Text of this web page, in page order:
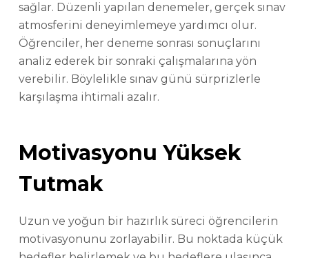
sağlar. Düzenli yapılan denemeler, gerçek sınav
atmosferini deneyimlemeye yardımcı olur.
Öğrenciler, her deneme sonrası sonuçlarını
analiz ederek bir sonraki çalışmalarına yön
verebilir. Böylelikle sınav günü sürprizlerle
karşılaşma ihtimali azalır.
Motivasyonu Yüksek
Tutmak
Uzun ve yoğun bir hazırlık süreci öğrencilerin
motivasyonunu zorlayabilir. Bu noktada küçük